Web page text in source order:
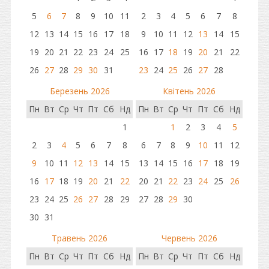
5
6 7 8 9 10
11
12 13 14 15 16 17
18
19 20 21 22 23 24
25
26 27 28 29 30 31
2
3 4 5 6 7
8
9
10 11 12 13 14
15
16 17 18 19 20 21
22
23 24 25 26 27 28
Березень 2026
Пн Вт Ср Чт Пт Сб Нд
1
2
3 4 5 6 7
8
9
10 11 12 13 14
15
16 17 18 19 20 21
22
23 24 25 26 27 28
29
30 31
Квітень 2026
Пн Вт Ср Чт Пт Сб Нд
1
2 3 4
5
6
7 8 9 10 11
12
13 14 15 16 17 18
19
20 21 22 23 24 25
26
27 28 29 30
Травень 2026
Пн Вт Ср Чт Пт Сб Нд
Червень 2026
Пн Вт Ср Чт Пт Сб Нд